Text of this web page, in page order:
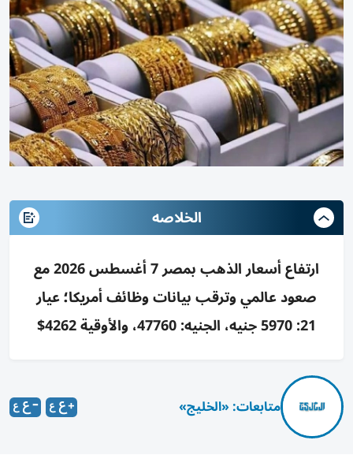
الخلاصه
ارتفاع أسعار الذهب بمصر 7 أغسطس 2026 مع
صعود عالمي وترقب بيانات وظائف أمريكا؛ عيار
21: 5970 جنيه، الجنيه: 47760، والأوقية 4262$
متابعات: «الخليج»